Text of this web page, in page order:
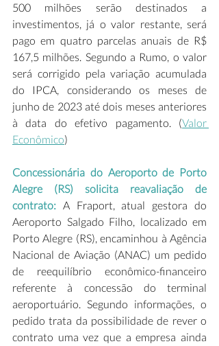
500 milhões serão destinados a
investimentos, já o valor restante, será
pago em quatro parcelas anuais de R$
167,5 milhões. Segundo a Rumo, o valor
será corrigido pela variação acumulada
do IPCA, considerando os meses de
junho de 2023 até dois meses anteriores
à data do efetivo pagamento. (Valor
Econômico)
Concessionária do Aeroporto de Porto
Alegre (RS) solicita reavaliação de
contrato: A Fraport, atual gestora do
Aeroporto Salgado Filho, localizado em
Porto Alegre (RS), encaminhou à Agência
Nacional de Aviação (ANAC) um pedido
de reequilíbrio econômico-financeiro
referente à concessão do terminal
aeroportuário. Segundo informações, o
pedido trata da possibilidade de rever o
contrato uma vez que a empresa ainda